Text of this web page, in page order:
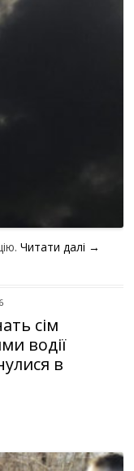
Читати далі →
сім
водії
в